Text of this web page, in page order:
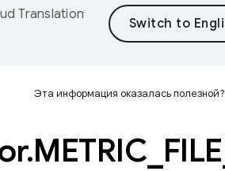
Translation
Эта информация оказалась полезной?
.METRIC FILE